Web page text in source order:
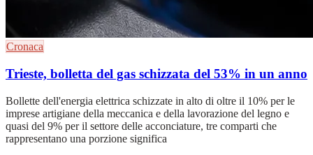
Cronaca
Trieste, bolletta del gas schizzata del 53% in un anno
Bollette dell'energia elettrica schizzate in alto di oltre il 10% per le
imprese artigiane della meccanica e della lavorazione del legno e
quasi del 9% per il settore delle acconciature, tre comparti che
rappresentano una porzione significa